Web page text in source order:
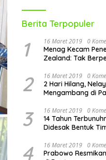
Berita Terpopuler
1 16 Maret 2019 0
Menag Kecam
Zealand: Tak
2 16 Maret 2019 0
2 Hari Hilang,
Mengambang di
3 16 Maret 2019 0
14 Tahun
Didesak Bentuk
4 16 Maret 2019 0
Prabowo